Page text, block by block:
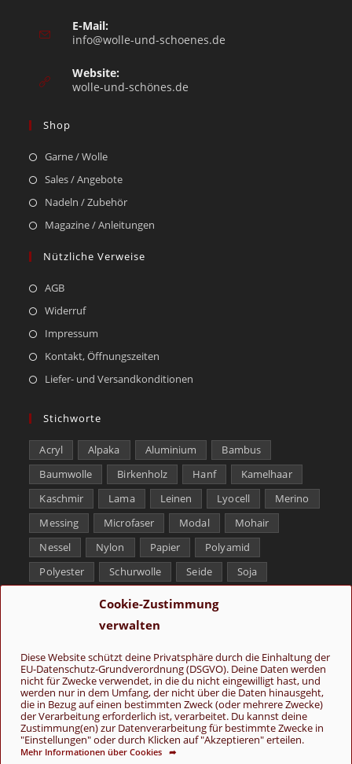
Cookie-Zustimmung
verwalten
Diese Website schützt deine Privatsphäre durch die Einhaltung der
EU-Datenschutz-Grundverordnung (DSGVO). Deine Daten werden
nicht für Zwecke verwendet, in die du nicht eingewilligt hast, und
werden nur in dem Umfang, der nicht über die Daten hinausgeht,
die in Bezug auf einen bestimmten Zweck (oder mehrere Zwecke)
der Verarbeitung erforderlich ist, verarbeitet. Du kannst deine
Zustimmung(en) zur Datenverarbeitung für bestimmte Zwecke in
"Einstellungen" oder durch Klicken auf "Akzeptieren" erteilen.
Mehr Informationen über Cookies ➦
E-Mail:
info@wolle-und-schoenes.de
Website:
wolle-und-schönes.de
Shop
Garne / Wolle
Sales / Angebote
Nadeln / Zubehör
Magazine / Anleitungen
Nützliche Verweise
AGB
Widerruf
Impressum
Kontakt, Öffnungszeiten
Liefer- und Versandkonditionen
Stichworte
Acryl Alpaka Aluminium
Bambus
Baumwolle
Birkenholz Hanf
Kamelhaar
Kaschmir
Lama Leinen Lyocell
Merino
Messing
Microfaser Modal
Mohair
Nessel
Nylon Papier
Polyamid
Polyester
Schurwolle Seide
Soja
Tencel
Yak
Folge uns